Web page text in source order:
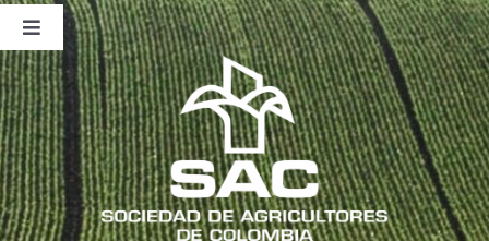
Saltar
contenido
Toggle
Navigation
Nosotros
Publicaciones
Sala de Prensa
Eventos